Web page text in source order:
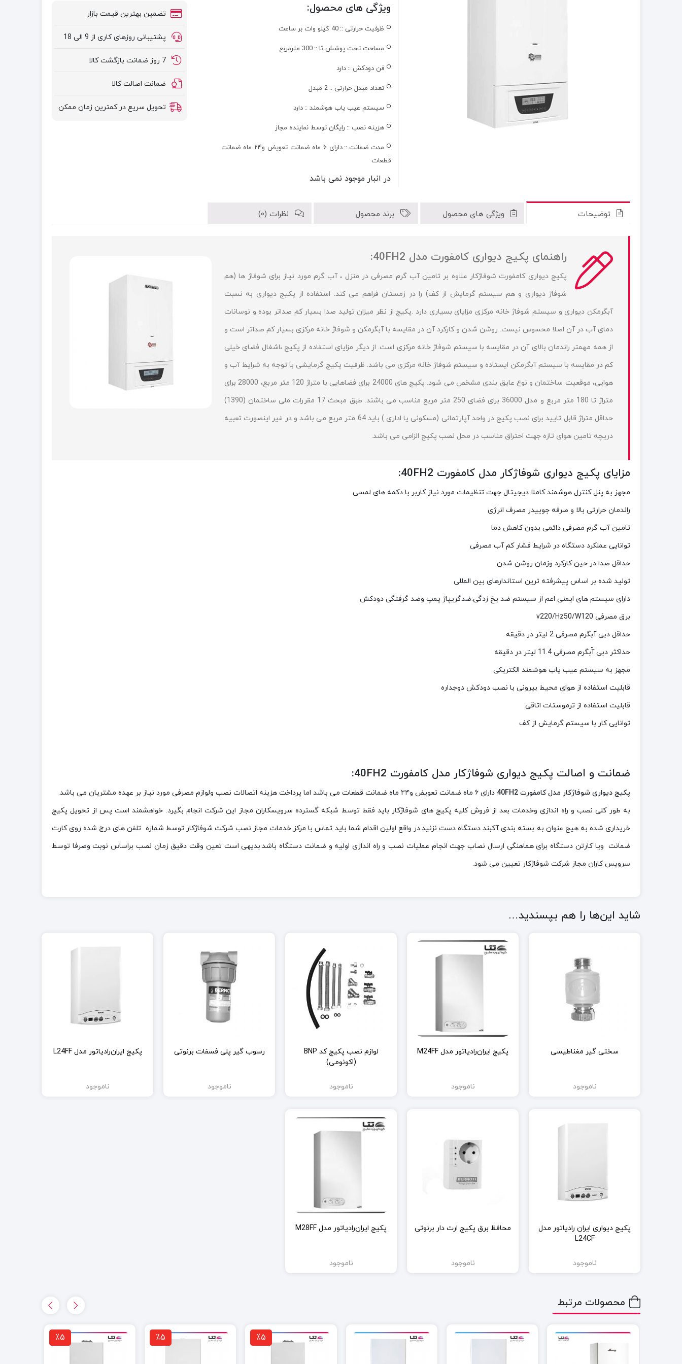
ویژگی های محصول:
ظرفیت حرارتی :: 40 کیلو وات بر ساعت
مساحت تحت پوشش تا :: 300 مترمربع
فن دودکش :: دارد
تعداد مبدل حرارتی :: 2 مبدل
سیستم عیب یاب هوشمند :: دارد
هزینه نصب :: رایگان توسط نماینده مجاز
مدت ضمانت ::
دارای ۶ ماه ضمانت تعویض و۲۴ ماه ضمانت
قطعات
تضمین بهترین قیمت بازار
پشتیبانی روزهای کاری از 9 الی 18
7 روز ضمانت بازگشت کالا
ضمانت اصالت کالا
تحویل سریع در کمترین زمان ممکن
در انبار موجود نمی باشد
توضیحات ویژگی های محصول برند محصول نظرات (0)
راهنمای پکیج دیواری کامفورت مدل 40FH2:
پکیج دیواری کامفورت شوفاژکار علاوه بر تامین آب گرم مصرفی در منزل ، آب گرم مورد نیاز برای شوفاژ ها (هم
شوفاژ دیواری و هم سیستم گرمایش از کف) را در زمستان فراهم می کند. استفاده از پکیج دیواری به نسبت
آبگرمکن دیواری و سیستم شوفاژ خانه مرکزی مزایای بسیاری دارد .پکیج از نظر میزان تولید صدا بسیار کم صداتر بوده و نوسانات
دمای آب در آن اصلا محسوس نیست. روشن شدن و کارکرد آن در مقایسه با آبگرمکن و شوفاژ خانه مرکزی بسیار کم صداتر است و
از همه مهمتر راندمان بالای آن در مقایسه با سیستم شوفاژ خانه مرکزی است. از دیگر مزایای استفاده از پکیج ،اشغال فضای خیلی
کم در مقایسه با سیستم آبگرمکن ایستاده و سیستم شوفاژ خانه مرکزی می باشد. ظرفیت پکیج گرمایشی با توجه به شرایط آب و
هوایی، موقعیت ساختمان و نوع عایق بندی مشخص می شود. پکیج های 24000 برای فضاهایی با متراژ 120 متر مربع، 28000 برای
متراژ تا 180 متر مربع و مدل 36000 برای فضای 250 متر مربع مناسب می باشند. طبق مبحث 17 مقررات ملی ساختمان (1390)
حداقل متراژ قابل تایید برای نصب پکیج در واحد آپارتمانی (مسکونی یا اداری ) باید 64 متر مربع می باشد و در غیر اینصورت تعبیه
دریچه تامین هوای تازه جهت احتراق مناسب در محل نصب پکیج الزامی می باشد.
مزایای پکیج دیواری شوفاژکار مدل کامفورت 40FH2:
مجهز به پنل کنترل هوشمند کاملا دیجیتال جهت تنظیمات مورد نیاز کاربر با دکمه های لمسی
راندمان حرارتی بالا و صرفه جوییدر مصرف انرژی
تامین آب گرم مصرفی دائمی بدون کاهش دما
توانایی عملکرد دستگاه در شرایط فشار کم آب مصرفی
حداقل صدا در حین کارکرد وزمان روشن شدن
تولید شده بر اساس پیشرفته ترین استاندارهای بین المللی
دارای سیستم های ایمنی اعم از سیستم ضد یخ زدگی.ضدگریپاژ پمپ وضد گرفتگی دودکش
برق مصرفی v220/Hz50/W120
حداقل دبی آبگرم مصرفی 2 لیتر در دقیقه
حداکثر دبی آّبگرم مصرفی 11.4 لیتر در دقیقه
مجهز به سیستم عیب یاب هوشمند الکتریکی
قابلیت استفاده از هوای محیط بیرونی با نصب دودکش دوجداره
قابلیت استفاده از ترموستات اتاقی
توانایی کار با سیستم گرمایش از کف
ضمانت و اصالت پکیج دیواری شوفاژکار مدل کامفورت 40FH2:
پکیج دیواری شوفاژکار مدل کامفورت 40FH2
دارای ۶ ماه ضمانت تعویض و۲۴ ماه ضمانت قطعات می باشد اما پرداخت هزینه اتصالات نصب ولوازم مصرفی مورد نیاز بر عهده مشتریان می باشد.
به طور کلی نصب و راه اندازی وخدمات بعد از فروش کلیه پکیج های شوفاژکار باید فقط توسط شبکه گسترده سرویسکاران مجاز این شرکت انجام بگیرد. خواهشمند است پس از تحویل پکیج
خریداری شده به هیج عنوان به بسته بندی آکبند دستگاه دست نزنید.در واقع اولین اقدام شما باید تماس با مرکز خدمات مجاز نصب شرکت شوفاژکار توسط شماره تلفن های درج شده روی کارت
ضمانت ویا کارتن دستگاه برای هماهنگی ارسال نصاب جهت انجام عملیات نصب و راه اندازی اولیه و ضمانت دستگاه باشد.بدیهی است تعین وقت دقیق زمان نصب براساس نوبت وصرفا توسط
سرویس کاران مجاز شرکت شوفاژکار تعیین می شود.
شاید این‌ها را هم بپسندید…
سختی گیر مغناطیسی
ناموجود
پکیج ایران‌رادیاتور مدل M24FF
ناموجود
لوازم نصب پکیج کد BNP
(اکونومی)
ناموجود
رسوب گیر پلی فسفات برنوتی
ناموجود
پکیج ایران‌رادیاتور مدل L24FF
ناموجود
پکیج دیواری ایران رادیاتور مدل
L24CF
ناموجود
محافظ برق پکیج ارت دار برنوتی
ناموجود
پکیج ایران‌رادیاتور مدل M28FF
ناموجود
محصولات مرتبط
٪5 ٪5 ٪5